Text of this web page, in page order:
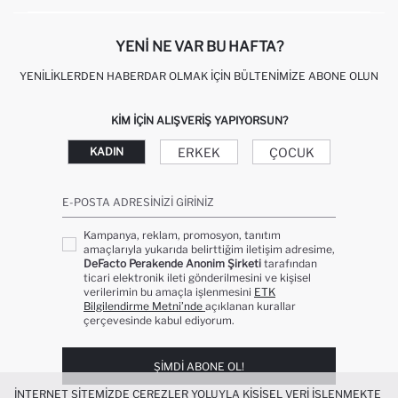
YENI NE VAR BU HAFTA?
YENILIKLERDEN HABERDAR OLMAK İÇIN BÜLTENIMIZE ABONE OLUN
KIM IÇIN ALIŞVERIŞ YAPIYORSUN?
KADIN ERKEK ÇOCUK
E-POSTA ADRESINIZI GIRINIZ
Kampanya, reklam, promosyon, tanıtım
amaçlarıyla yukarıda belirttiğim iletişim adresime,
DeFacto Perakende Anonim Şirketi tarafından
ticari elektronik ileti gönderilmesini ve kişisel
verilerimin bu amaçla işlenmesini ETK
Bilgilendirme Metni’nde açıklanan kurallar
çerçevesinde kabul ediyorum.
ŞIMDI ABONE OL!
İNTERNET SITEMIZDE ÇEREZLER YOLUYLA KIŞISEL VERI IŞLENMEKTE